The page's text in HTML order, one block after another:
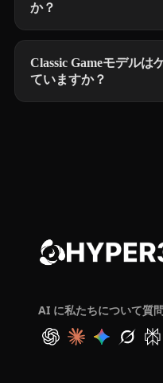
か？
Classic Gameモデルは
ていますか？
AI に私たちについて質